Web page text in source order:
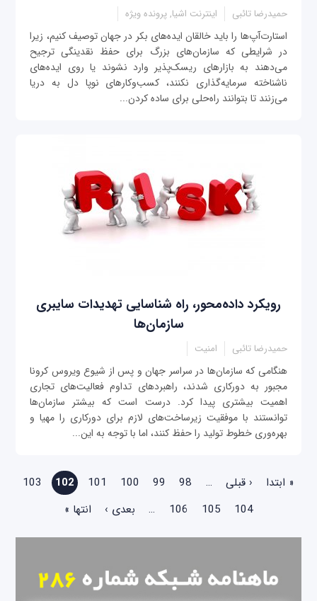
حمیدرضا تائبی اینترنت اشیا, پرونده ویژه
استارت‌آپ‌ها را باید خالقان ایده‌های بکر در جهان توصیف کنیم، زیرا
در شرایطی که سازمان‌های بزرگ برای حفظ نقدینگی ترجیح
می‌دهند به بازارهای ریسک‌پذیر وارد نشوند یا روی ایده‌های
ناشناخته سرمایه‌گذاری نکنند، کسب‌وکارهای نوپا دل به دریا
می‌زنند تا بتوانند راه‌حلی برای ساده‌ کردن...
رویکرد داده‌محور، راه شناسایی تهدیدات سایبری
سازمان‌ها
حمیدرضا تائبی امنیت
‌هنگامی که سازمان‌ها در سراسر جهان و پس از شیوع ویروس کرونا
مجبور به دورکاری شدند، راهبردهای تداوم فعالیت‌های تجاری
اهمیت بیشتری پیدا کرد. درست است که بیشتر سازمان‌ها
توانستند با موفقیت زیرساخت‌های لازم برای دورکاری را مهیا و
بهره‌وری خطوط تولید را حفظ کنند، اما با توجه به این‌...
صفحه‌ها
« ابتدا ‹ قبلی …
98
99
100
101
102
103
104
105
106
… بعدی › انتها »